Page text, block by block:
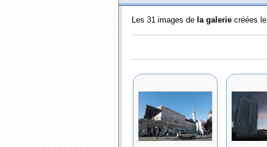
Les 31 images de la galeriecréées le